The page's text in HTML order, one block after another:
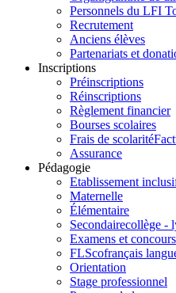
Personnels du LFI
Recrutement
Anciens élèves
Partenariats et
Inscriptions
Préinscriptions
Réinscriptions
Règlement financier
Bourses scolaires
Frais de scolarité
Assurance
Pédagogie
Etablissement
Maternelle
Élémentaire
Secondairecollège -
Examens et concours
FLScofrançais
Orientation
Stage professionnel